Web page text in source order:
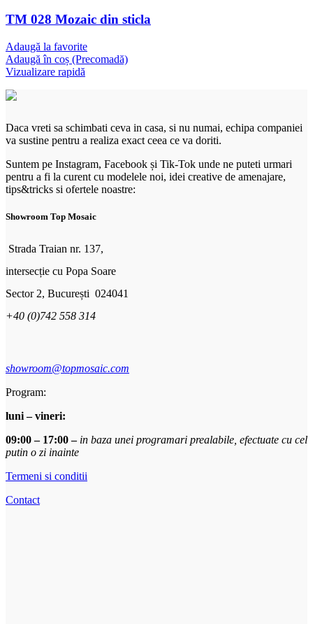
TM 028 Mozaic din sticla
Adaugă la favorite
Adaugă în coș (Precomadă)
Vizualizare rapidă
Daca vreti sa schimbati ceva in casa, si nu numai, echipa companiei
va sustine pentru a realiza exact ceea ce va doriti.
Suntem pe Instagram, Facebook și Tik-Tok unde ne puteti urmari
pentru a fi la curent cu modelele noi, idei creative de amenajare,
tips&tricks si ofertele noastre:
Showroom Top Mosaic
Strada Traian nr. 137,
intersecție cu Popa Soare
Sector 2, București 024041
+40 (0)742 558 314
showroom@topmosaic.com
Program:
luni – vineri:
09:00 – 17:00 – in baza unei programari prealabile, efectuate cu cel
putin o zi inainte
Termeni si conditii
Contact